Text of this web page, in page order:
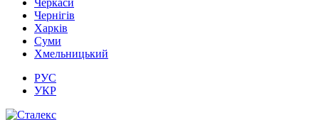
Чернігів
Харків
Суми
Хмельницький
РУС
УКР